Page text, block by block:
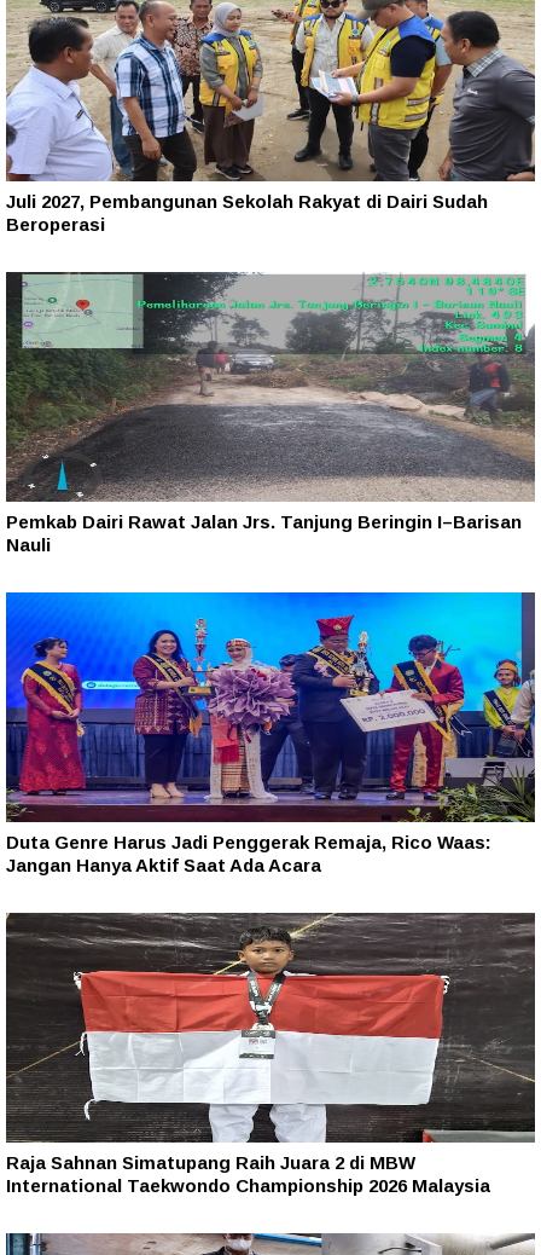
Juli 2027, Pembangunan Sekolah Rakyat di Dairi Sudah
Beroperasi
Pemkab Dairi Rawat Jalan Jrs. Tanjung Beringin I–Barisan
Nauli
Duta Genre Harus Jadi Penggerak Remaja, Rico Waas:
Jangan Hanya Aktif Saat Ada Acara
Raja Sahnan Simatupang Raih Juara 2 di MBW
International Taekwondo Championship 2026 Malaysia